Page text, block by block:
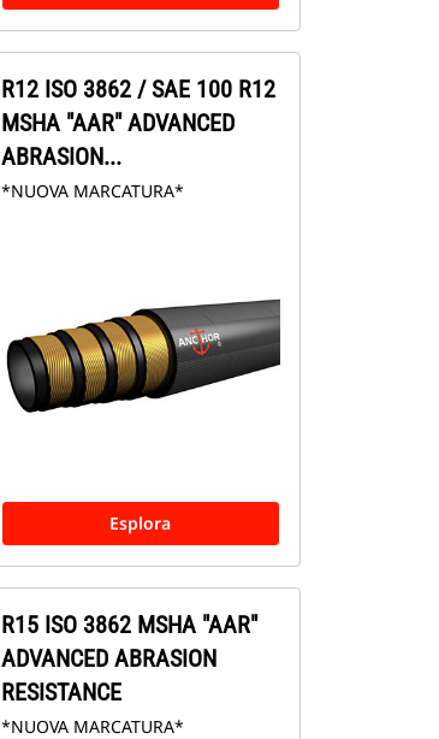
R12 ISO 3862 / SAE 100 R12
MSHA "AAR" ADVANCED
ABRASION...
*NUOVA MARCATURA*
Esplora
R15 ISO 3862 MSHA "AAR"
ADVANCED ABRASION
RESISTANCE
*NUOVA MARCATURA*